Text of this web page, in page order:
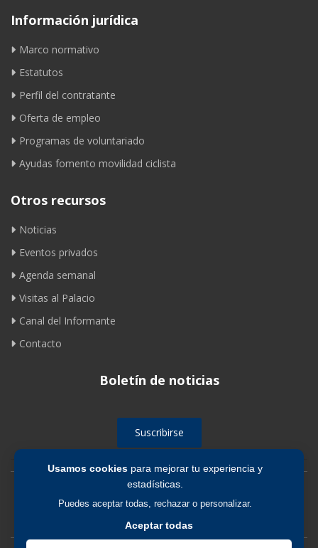
Usamos cookiespara mejorar tu experiencia y
estadísticas.
Puedes aceptar todas, rechazar o personalizar.
Aceptar todas
Información jurídica
Marco normativo
Estatutos
Perfil del contratante
Oferta de empleo
Programas de voluntariado
Ayudas fomento movilidad ciclista
Otros recursos
Noticias
Eventos privados
Agenda semanal
Visitas al Palacio
Canal del Informante
Contacto
Boletín de noticias
Suscribirse
Política de privacidad